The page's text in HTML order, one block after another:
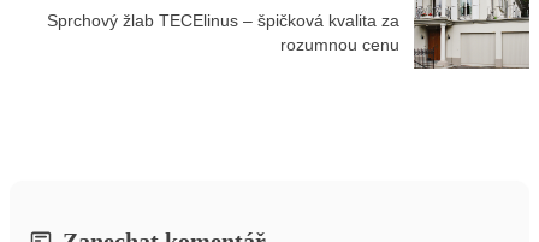
Sprchový žlab TECElinus – špičková kvalita za
rozumnou cenu